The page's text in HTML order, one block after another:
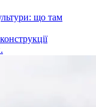
що там